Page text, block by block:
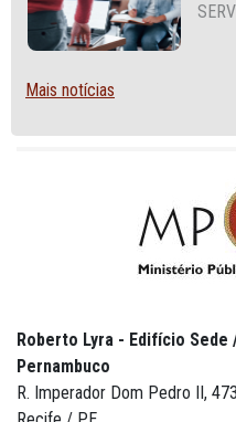
Mais notícias
Roberto Lyra - Edifício
Pernambuco
R. Imperador Dom Pedro II,